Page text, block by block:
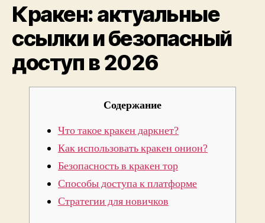
Кракен: актуальные
ссылки и безопасный
доступ в 2026
Содержание
Что такое кракен даркнет?
Как использовать кракен онион?
Безопасность в кракен тор
Способы доступа к платформе
Стратегии для новичков